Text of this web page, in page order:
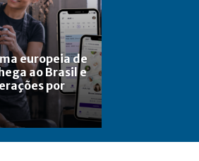
europeia de
ao Brasil e
por